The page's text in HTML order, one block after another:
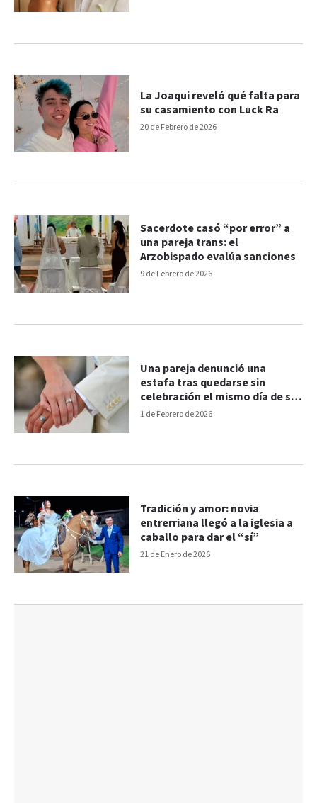
20 de Febrero de 2026
La Joaqui reveló qué falta para
su casamiento con Luck Ra
9 de Febrero de 2026
Sacerdote casó “por error” a
una pareja trans: el
Arzobispado evalúa sanciones
1 de Febrero de 2026
Una pareja denunció una
estafa tras quedarse sin
celebración el mismo día de su
boda en Paraná
21 de Enero de 2026
Tradición y amor: novia
entrerriana llegó a la iglesia a
caballo para dar el “sí”